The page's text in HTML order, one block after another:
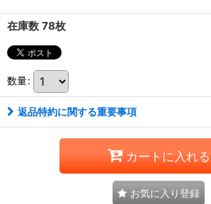
在庫数 78枚
数量:
返品特約に関する重要事項
カートに入れる
お気に入り登録